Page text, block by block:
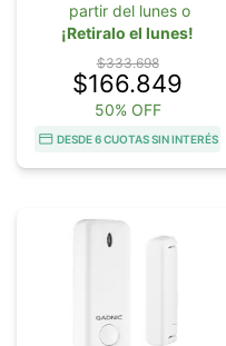
partir del lunes o
¡Retiralo el lunes!
$333.698
$166.849
50% OFF
DESDE 6 CUOTAS SIN INTERÉS